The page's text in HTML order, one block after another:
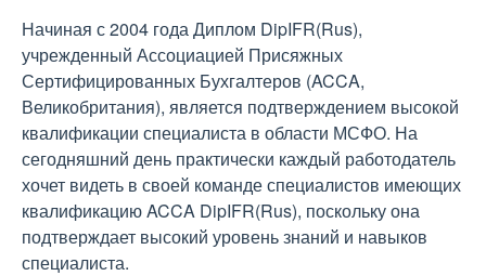
Начиная с 2004 года Диплом DipIFR(Rus),
учрежденный Ассоциацией Присяжных
Сертифицированных Бухгалтеров (ACCA,
Великобритания), является подтверждением высокой
квалификации специалиста в области МСФО. На
сегодняшний день практически каждый работодатель
хочет видеть в своей команде специалистов имеющих
квалификацию ACCA DipIFR(Rus), поскольку она
подтверждает высокий уровень знаний и навыков
специалиста.